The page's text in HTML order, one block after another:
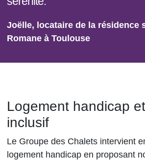
Joëlle, locataire de la résidence
Romane à Toulouse
Logement handicap
inclusif
Le Groupe des Chalets intervient
logement handicap en proposant